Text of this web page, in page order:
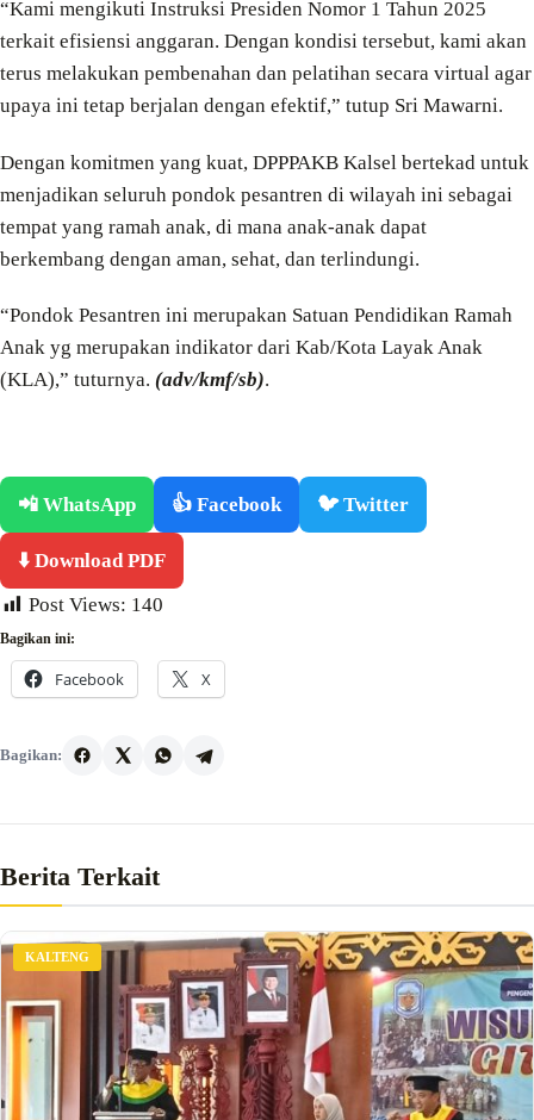
“Kami mengikuti Instruksi Presiden Nomor 1 Tahun 2025
terkait efisiensi anggaran. Dengan kondisi tersebut, kami akan
terus melakukan pembenahan dan pelatihan secara virtual agar
upaya ini tetap berjalan dengan efektif,” tutup Sri Mawarni.
Dengan komitmen yang kuat, DPPPAKB Kalsel bertekad untuk
menjadikan seluruh pondok pesantren di wilayah ini sebagai
tempat yang ramah anak, di mana anak-anak dapat
berkembang dengan aman, sehat, dan terlindungi.
“Pondok Pesantren ini merupakan Satuan Pendidikan Ramah
Anak yg merupakan indikator dari Kab/Kota Layak Anak
(KLA),” tuturnya. (adv/kmf/sb).
📲 WhatsApp 👍 Facebook 🐦 Twitter
⬇️ Download PDF
Post Views: 140
Bagikan ini:
Facebook X
Bagikan:
Berita Terkait
KALTENG